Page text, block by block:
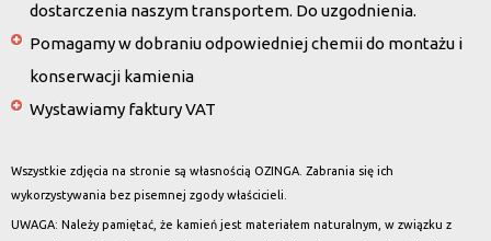
dostarczenia naszym transportem. Do uzgodnienia.
Pomagamy w dobraniu odpowiedniej chemii do montażu i
konserwacji kamienia
Wystawiamy faktury VAT
Wszystkie zdjęcia na stronie są własnością OZINGA. Zabrania się ich
wykorzystywania bez pisemnej zgody właścicieli.
UWAGA: Należy pamiętać, że kamień jest materiałem naturalnym, w związku z